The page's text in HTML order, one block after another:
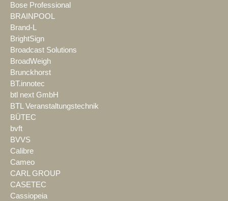
Bose Professional
BRAINPOOL
Brand-L
BrightSign
Broadcast Solutions
BroadWeigh
Brunckhorst
BT.innotec
btl next GmbH
BTL Veranstaltungstechnik
BÜTEC
bvft
BVVS
Calibre
Cameo
CARL GROUP
CASETEC
Cassiopeia